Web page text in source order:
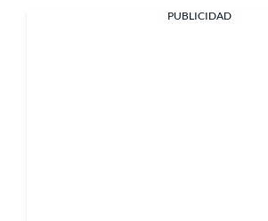
PUBLICIDAD